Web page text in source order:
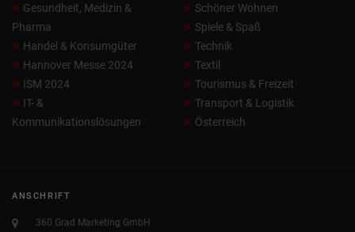
Gesundheit, Medizin &
Pharma
Handel & Konsumgüter
Hannover Messe 2024
ISM 2024
IT- &
Kommunikationslösungen
Schöner Wohnen
Spiele & Spaß
Technik
Textil
Tourismus & Freizeit
Transport & Logistik
Österreich
ANSCHRIFT
360 Grad Marketing GmbH